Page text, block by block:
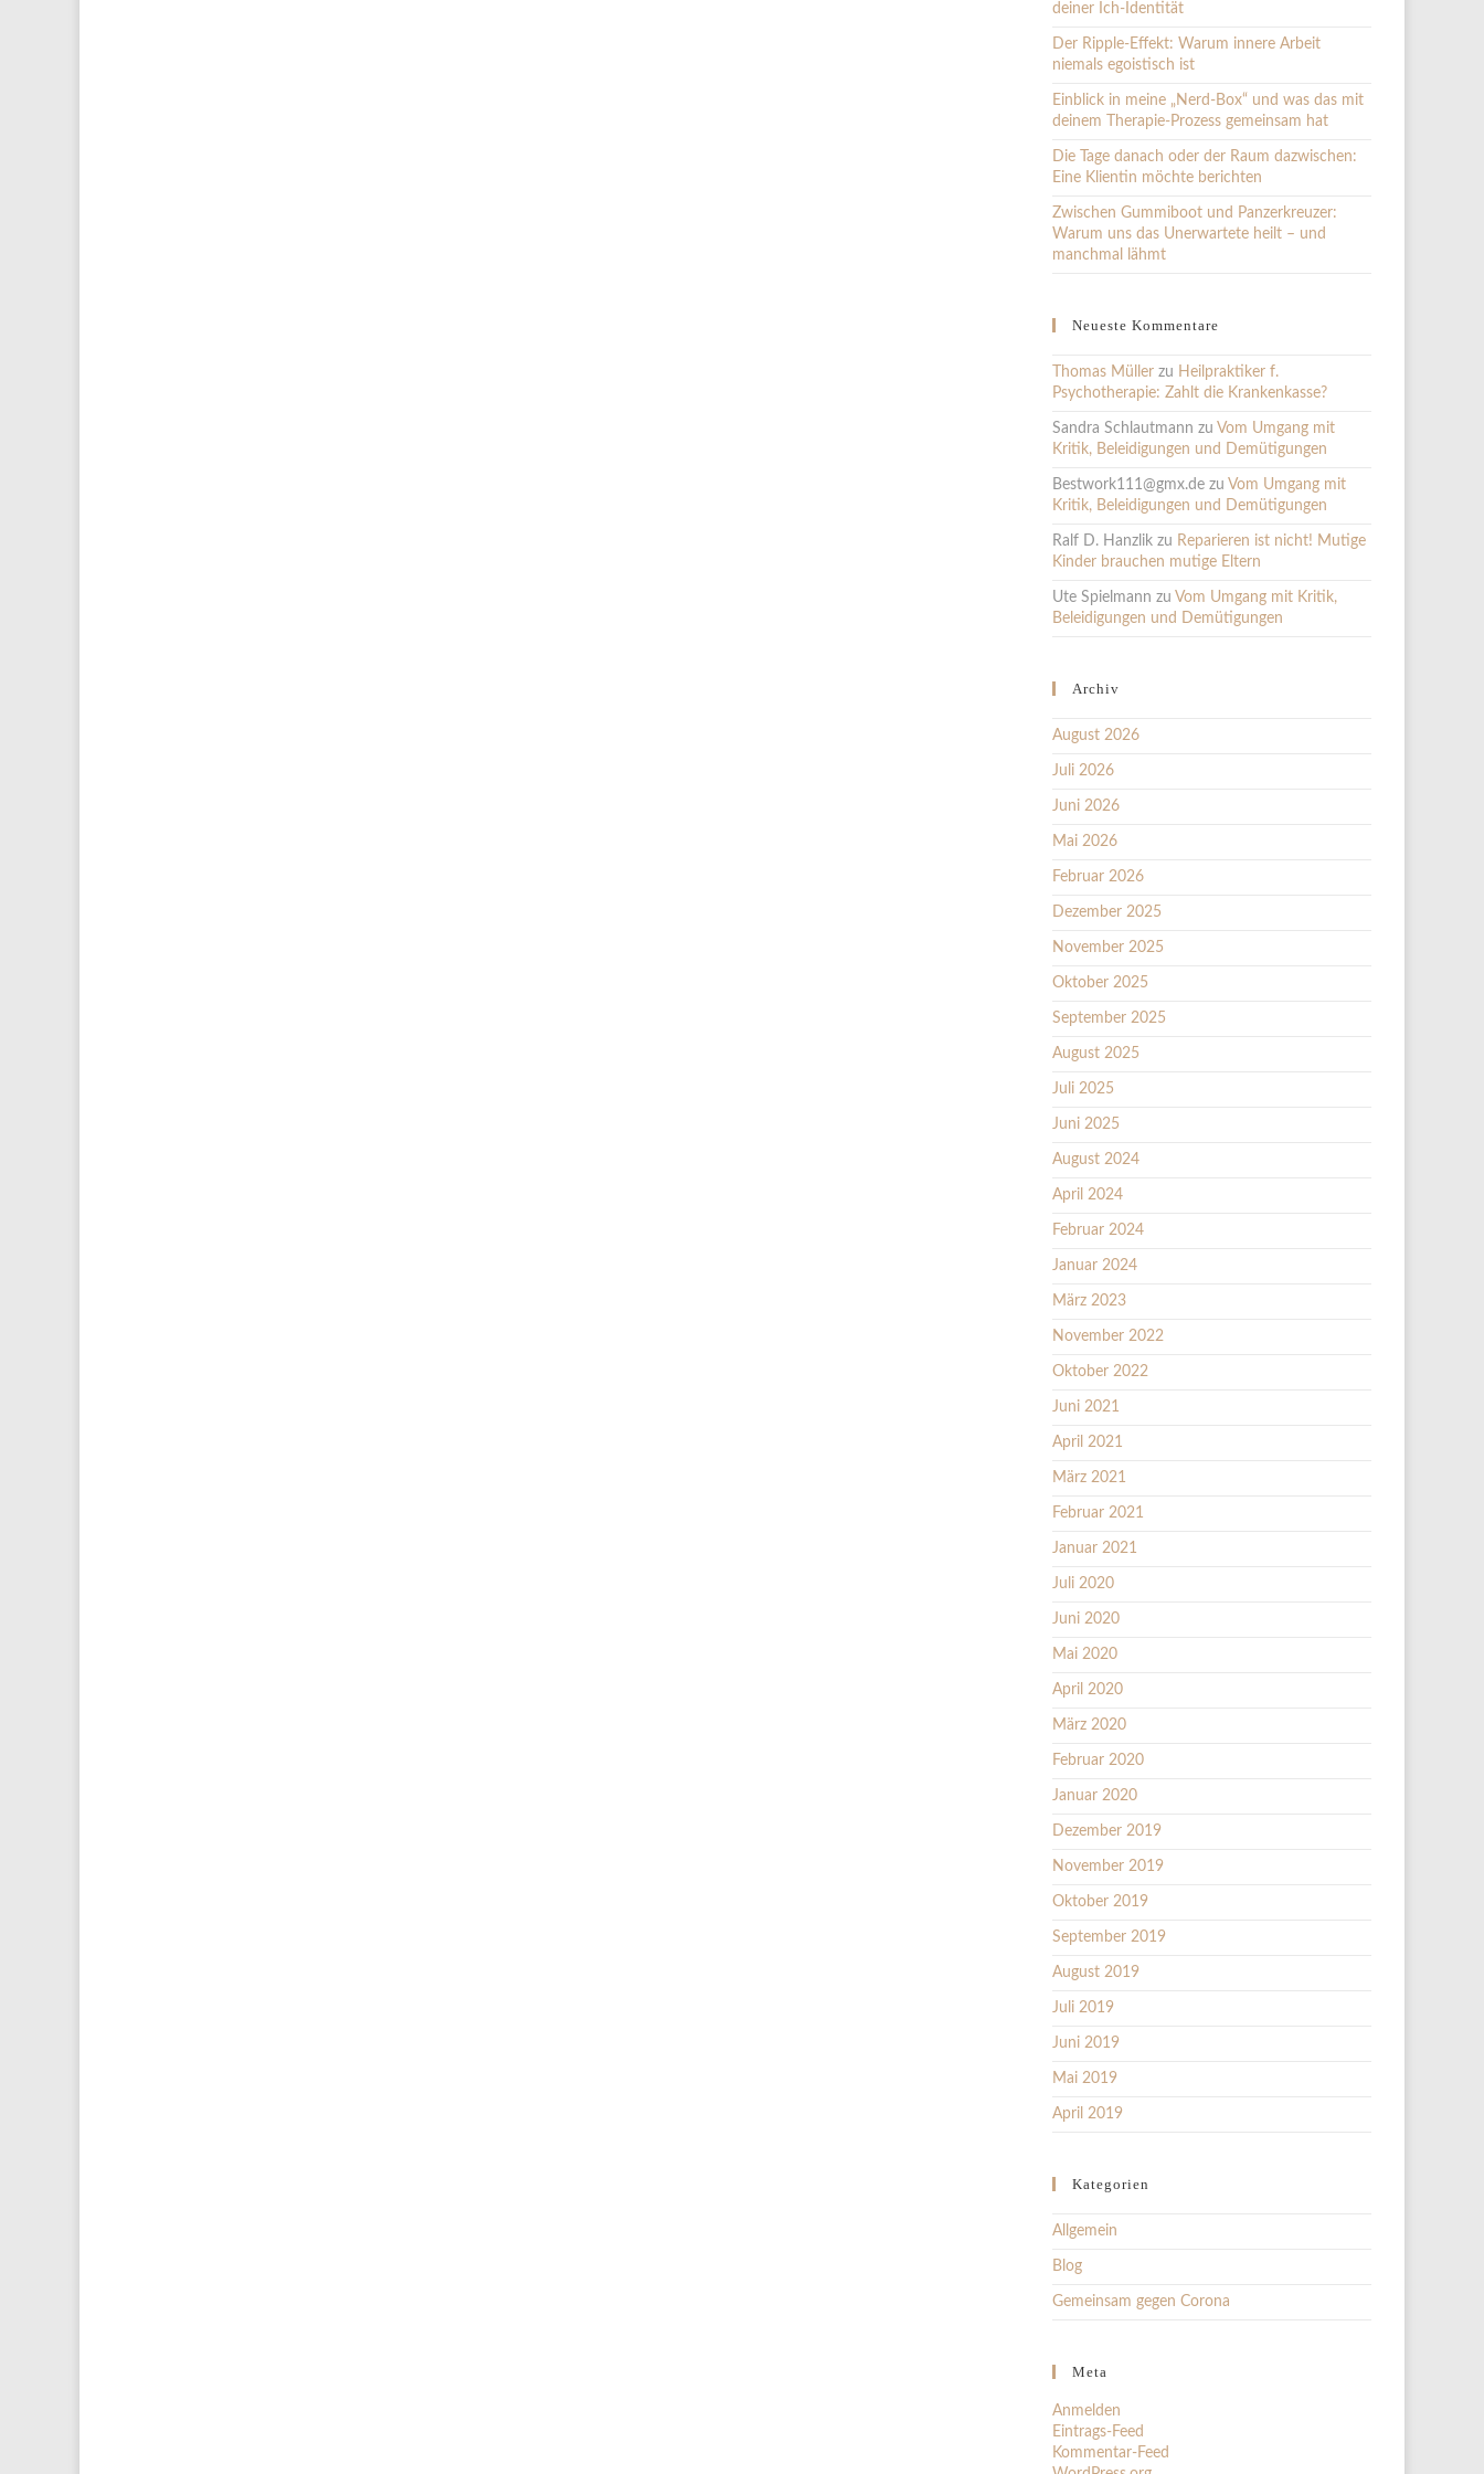
deiner Ich-Identität
Der Ripple-Effekt: Warum innere Arbeit
niemals egoistisch ist
Einblick in meine „Nerd-Box“ und was das mit
deinem Therapie-Prozess gemeinsam hat
Die Tage danach oder der Raum dazwischen:
Eine Klientin möchte berichten
Zwischen Gummiboot und Panzerkreuzer:
Warum uns das Unerwartete heilt – und
manchmal lähmt
Neueste Kommentare
Thomas Müllerzu Heilpraktiker f.
Psychotherapie: Zahlt die Krankenkasse?
Sandra Schlautmann zu Vom Umgang mit
Kritik, Beleidigungen und Demütigungen
Bestwork111@gmx.dezu Vom Umgang mit
Kritik, Beleidigungen und Demütigungen
Ralf D. Hanzlikzu Reparieren ist nicht! Mutige
Kinder brauchen mutige Eltern
Ute Spielmann zu Vom Umgang mit Kritik,
Beleidigungen und Demütigungen
Archiv
August 2026
Juli 2026
Juni 2026
Mai 2026
Februar 2026
Dezember 2025
November 2025
Oktober 2025
September 2025
August 2025
Juli 2025
Juni 2025
August 2024
April 2024
Februar 2024
Januar 2024
März 2023
November 2022
Oktober 2022
Juni 2021
April 2021
März 2021
Februar 2021
Januar 2021
Juli 2020
Juni 2020
Mai 2020
April 2020
März 2020
Februar 2020
Januar 2020
Dezember 2019
November 2019
Oktober 2019
September 2019
August 2019
Juli 2019
Juni 2019
Mai 2019
April 2019
Kategorien
Allgemein
Blog
Gemeinsam gegen Corona
Meta
Anmelden
Eintrags-Feed
Kommentar-Feed